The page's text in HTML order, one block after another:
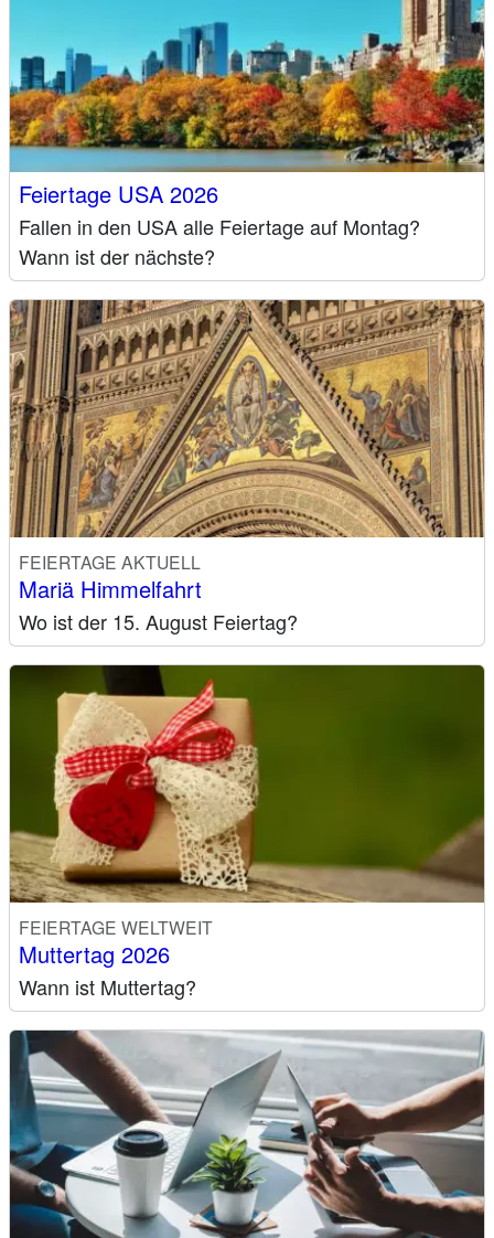
Feiertage USA 2026
Fallen in den USA alle Feiertage auf Montag?
Wann ist der nächste?
FEIERTAGE AKTUELL
Mariä Himmelfahrt
Wo ist der 15. August Feiertag?
FEIERTAGE WELTWEIT
Muttertag 2026
Wann ist Muttertag?